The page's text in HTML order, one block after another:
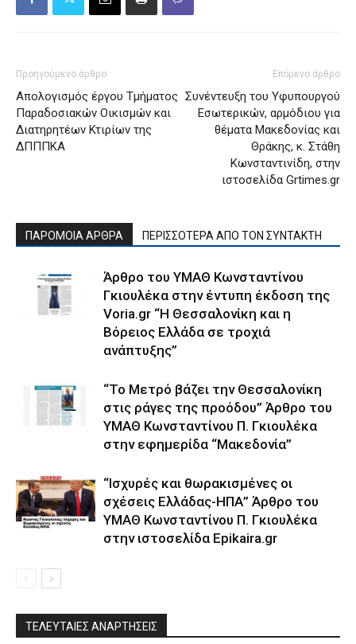
Προηγούμενο άρθρο
Απολογισμός έργου Τμήματος
Παραδοσιακών Οικισμών και
Διατηρητέων Κτιρίων της
ΔΠΠΠΚΑ
Επόμενο άρθρο
Συνέντευξη του Υφυπουργού
Εσωτερικών, αρμόδιου για
θέματα Μακεδονίας και
Θράκης, κ. Στάθη
Κωνσταντινίδη, στην
ιστοσελίδα Grtimes.gr
ΠΑΡΟΜΟΙΑ ΑΡΘΡΑ ΠΕΡΙΣΣΟΤΕΡΑ ΑΠΟ ΤΟΝ ΣΥΝΤΑΚΤΗ
Άρθρο του ΥΜΑΘ Κωνσταντίνου
Γκιουλέκα στην έντυπη έκδοση της
Voria.gr “Η Θεσσαλονίκη και η
Βόρειος Ελλάδα σε τροχιά
ανάπτυξης”
“Το Μετρό βάζει την Θεσσαλονίκη
στις ράγες της προόδου” Άρθρο του
ΥΜΑΘ Κωνσταντίνου Π. Γκιουλέκα
στην εφημερίδα “Μακεδονία”
“Ισχυρές και θωρακισμένες οι
σχέσεις Ελλάδας-ΗΠΑ” Άρθρο του
ΥΜΑΘ Κωνσταντίνου Π. Γκιουλέκα
στην ιστοσελίδα Epikaira.gr
ΤΕΛΕΥΤΑΙΕΣ ΑΝΑΡΤΗΣΕΙΣ